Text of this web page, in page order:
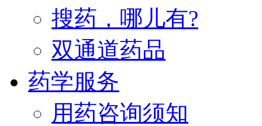
搜药，哪儿有?
双通道药品
药学服务
用药咨询须知